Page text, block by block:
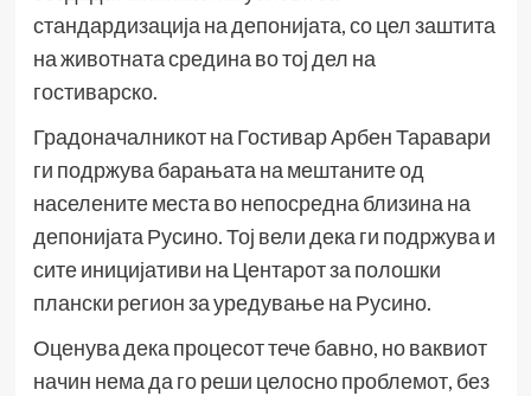
стандардизација на депонијата, со цел заштита
на животната средина во тој дел на
гостиварско.
Градоначалникот на Гостивар Арбен Таравари
ги подржува барањата на мештаните од
населените места во непосредна близина на
депонијата Русино. Тој вели дека ги подржува и
сите иницијативи на Центарот за полошки
плански регион за уредување на Русино.
Оценува дека процесот тече бавно, но ваквиот
начин нема да го реши целосно проблемот, без